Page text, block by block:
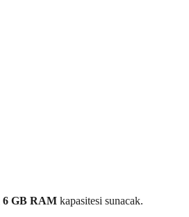
6 GB RAM kapasitesi sunacak.